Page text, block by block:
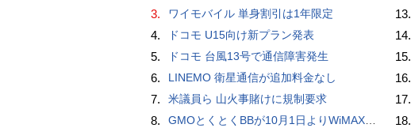
3. ワイモバイル 単身割引は1年限定
4. ドコモ U15向け新プラン発表
5. ドコモ 台風13号で通信障害発生
6. LINEMO 衛星通信が追加料金なし
7. 米議員ら 山火事賭けに規制要求
8. GMOとくとくBBが10月1日よりWiMAXなど月額605円値上げ！全6種の重要変更を徹底解説
13.
14.
15.
16.
17.
18.